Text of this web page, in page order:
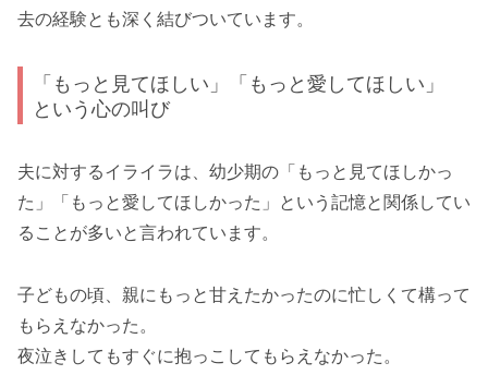
去の経験とも深く結びついています。
「もっと見てほしい」「もっと愛してほしい」
という心の叫び
夫に対するイライラは、幼少期の「もっと見てほしかっ
た」「もっと愛してほしかった」という記憶と関係してい
ることが多いと言われています。
子どもの頃、親にもっと甘えたかったのに忙しくて構って
もらえなかった。
夜泣きしてもすぐに抱っこしてもらえなかった。